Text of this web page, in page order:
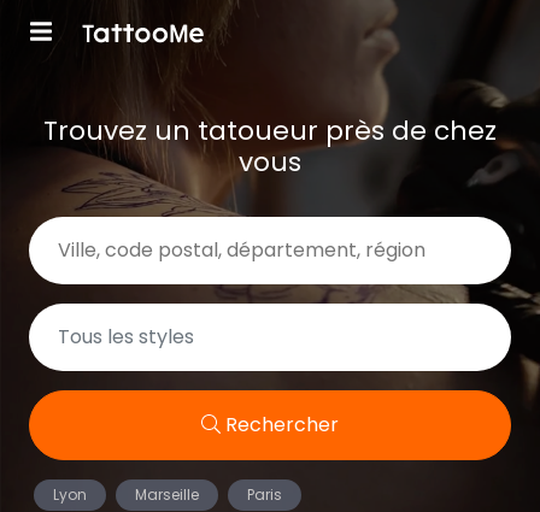
Trouvez un tatoueur près de chez
vous
Rechercher
Lyon Marseille Paris